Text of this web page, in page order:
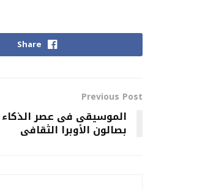
Share
Previous Post
الموسيقى فى عصر
بصالون الأوبرا الثقافى